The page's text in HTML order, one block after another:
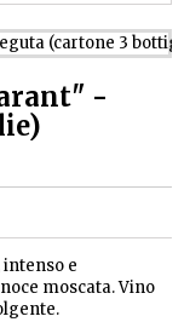
-
e
moscata. Vino